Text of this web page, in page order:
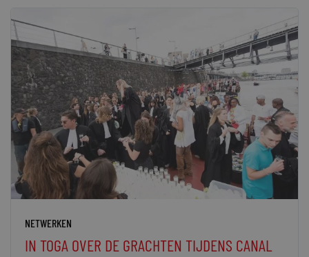
NETWERKEN
IN TOGA OVER DE GRACHTEN TIJDENS CANAL